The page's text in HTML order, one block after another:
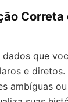
Correta
dados que
e
ambíguas